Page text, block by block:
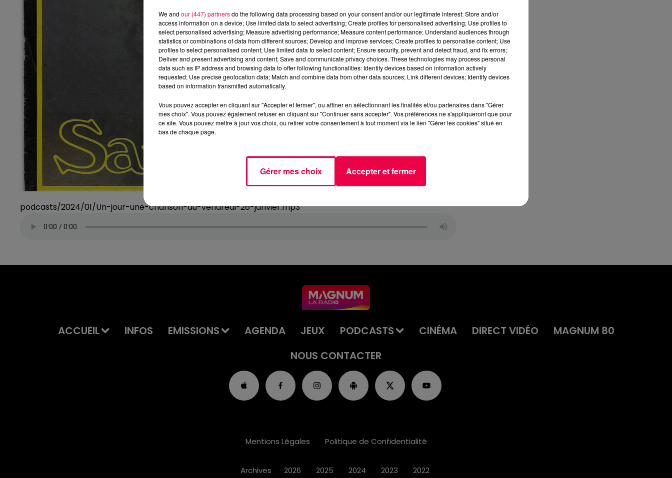
podcasts/2024/01/Un-jour-une-chanson-du-vendredi-26-janvier.mp3
ACCUEIL INFOS EMISSIONS AGENDA JEUX PODCASTS CINÉMA DIRECT VIDÉO
MAGNUM 80
NOUS CONTACTER
Mentions Légales Politique de Confidentialité
Archives 2026 2025 2024 2023 2022
We and our (447) partnersdo the following data processing based on your consent and/or our legitimate interest: Store and/or
access information on a device; Use limited data to select advertising; Create profiles for personalised advertising; Use profiles to
select personalised advertising; Measure advertising performance; Measure content performance; Understand audiences through
statistics or combinations of data from different sources; Develop and improve services; Create profiles to personalise content; Use
profiles to select personalised content; Use limited data to select content; Ensure security, prevent and detect fraud, and fix errors;
Deliver and present advertising and content; Save and communicate privacy choices. These technologies may process personal
data such as IP address and browsing data to offer following functionalities: Identify devices based on information actively
requested; Use precise geolocation data; Match and combine data from other data sources; Link different devices; Identify devices
based on information transmitted automatically.
Vous pouvez accepter en cliquant sur "Accepter et fermer", ou affiner en sélectionnant les finalités et/ou partenaires dans "Gérer
mes choix". Vous pouvez également refuser en cliquant sur "Continuer sans accepter". Vos préférences ne s'appliqueront que pour
ce site. Vous pouvez mettre à jour vos choix, ou retirer votre consentement à tout moment via le lien "Gérer les cookies" situé en
bas de chaque page.
Gérer mes choix Accepter et fermer